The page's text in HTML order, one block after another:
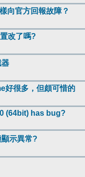
向官方回報故障？
改了嗎?
器
好很多，但頗可惜的
(64bit) has bug?
示異常?